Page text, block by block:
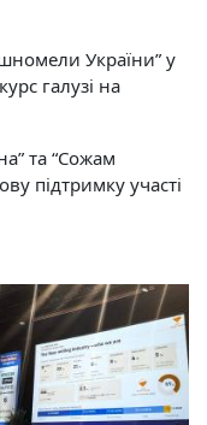
України” у
галузі на
та “Сожам
підтримку участі